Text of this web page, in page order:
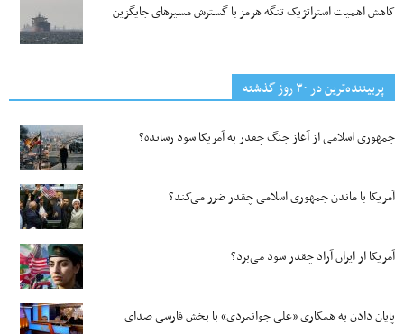
کاهش اهمیت استراتژیک تنگه‌ هرمز با گسترش مسیرهای جایگزین
پربیننده‌ترین‌ در ۳۰ روز گذشته
جمهوری اسلامی از آغاز جنگ چقدر به آمریکا سود رسانده؟
آمریکا با ماندن جمهوری اسلامی چقدر ضرر می‌کند؟
آمریکا از ایران آزاد چقدر سود می‌برد؟
پایان دادن به همکاری «علی جوانمردی» با بخش فارسی صدای